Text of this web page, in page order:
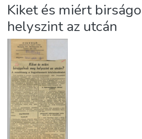
About us
Kiket és miért
helyszint az utcán